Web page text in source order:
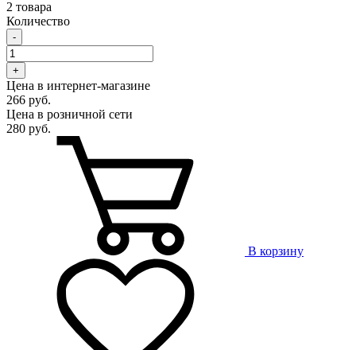
2 товара
Количество
-
+
Цена в интернет-магазине
266 руб.
Цена в розничной сети
280 руб.
В корзину